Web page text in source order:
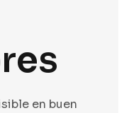
en buen